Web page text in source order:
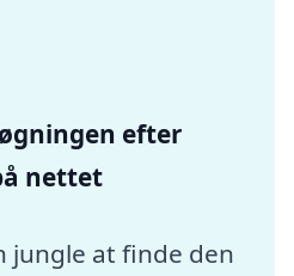
efter
nettet
jungle at finde den